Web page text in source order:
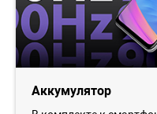
Аккумулятор